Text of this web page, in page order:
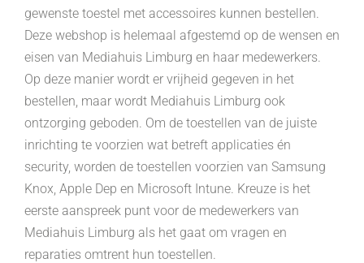
gewenste toestel met accessoires kunnen bestellen.
Deze webshop is helemaal afgestemd op de wensen en
eisen van Mediahuis Limburg en haar medewerkers.
Op deze manier wordt er vrijheid gegeven in het
bestellen, maar wordt Mediahuis Limburg ook
ontzorging geboden. Om de toestellen van de juiste
inrichting te voorzien wat betreft applicaties én
security, worden de toestellen voorzien van Samsung
Knox, Apple Dep en Microsoft Intune. Kreuze is het
eerste aanspreek punt voor de medewerkers van
Mediahuis Limburg als het gaat om vragen en
reparaties omtrent hun toestellen.